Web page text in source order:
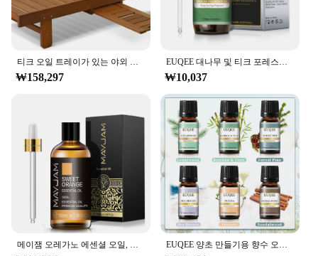
Features:
|티크오일|
**Elegant Design and Timeless Charm**
Step into a world of relaxation with the Tick Oil-
powered Carriage Lounge, a blend of classic charm
and modern comfort. The carriage's design echoes
the timeless elegance of horse-drawn carriages,
complete with a canopy that provides shade and a
cozy atmosphere. The interior is thoughtfully
designed with plush seating and tables, perfect for
enjoying a leisurely meal or a refreshing drink with
friends. The set is crafted to withstand the elements,
ensuring that your outdoor gatherings remain
uninterrupted by the weather.
**Versatile and User-Friendly**
티크 오일 트레이가 있는 야외 원목 파티오 가구, 일광욕 의자
₩158,297
EUQEE 대나무 및 티크 포레스트 소나무 향기 오일, 아로마 테라피, 비누 만들기, 목욕 폭탄용 유리 스포이드 포함, 에센셜 오일
₩10,037
메이잼 오레가노 에센셜 오일, 네롤리, 헬크라이섬, 코파이바, 심황, 스피어민트, 아니스 스타, 2024 년, 뉴 아로마 오일 EUQEE 양초 만들기용 향수 오일 선물 세트-10ml 바다 바람, 숲 소나무, 대나무 및 티크, 삼나무, 백단향, 프리지아, 6 개